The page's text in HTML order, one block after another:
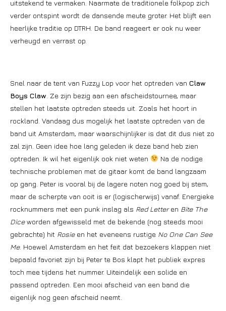
uitstekend te vermaken. Naarmate de traditionele folkpop zich
verder ontspint wordt de dansende meute groter. Het blijft een
heerlijke traditie op DTRH. De band reageert er ook nu weer
verheugd en verrast op.
Snel naar de tent van Fuzzy Lop voor het optreden van Claw
Boys Claw . Ze zijn bezig aan een afscheidstournee, maar
stellen het laatste optreden steeds uit. Zoals het hoort in
rockland. Vandaag dus mogelijk het laatste optreden van de
band uit Amsterdam, maar waarschijnlijker is dat dit dus niet zo
zal zijn. Geen idee hoe lang geleden ik deze band heb zien
optreden. Ik wil het eigenlijk ook niet weten
Na de nodige
technische problemen met de gitaar komt de band langzaam
op gang. Peter is vooral bij de lagere noten nog goed bij stem,
maar de scherpte van ooit is er (logischerwijs) vanaf. Energieke
rocknummers met een punk inslag als Red Letteren Bite The
Diceworden afgewisseld met de bekende (nog steeds mooi
gebrachte) hit Rosieen het eveneens rustige No One Can See
Me. Hoewel Amsterdam en het feit dat bezoekers klappen niet
bepaald favoriet zijn bij Peter te Bos klapt het publiek expres
toch mee tijdens het nummer. Uiteindelijk een solide en
passend optreden. Een mooi afscheid van een band die
eigenlijk nog geen afscheid neemt.